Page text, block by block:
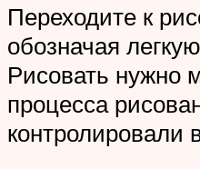
Переходите к
обозначая
Рисовать нужно
процесса
контролировали